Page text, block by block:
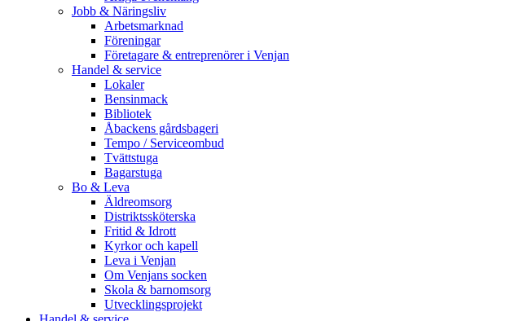
Jobb & Näringsliv
Arbetsmarknad
Föreningar
Företagare & entreprenörer i Venjan
Handel & service
Lokaler
Bensinmack
Bibliotek
Åbackens gårdsbageri
Tempo / Serviceombud
Tvättstuga
Bagarstuga
Bo & Leva
Äldreomsorg
Distriktssköterska
Fritid & Idrott
Kyrkor och kapell
Leva i Venjan
Om Venjans socken
Skola & barnomsorg
Utvecklingsprojekt